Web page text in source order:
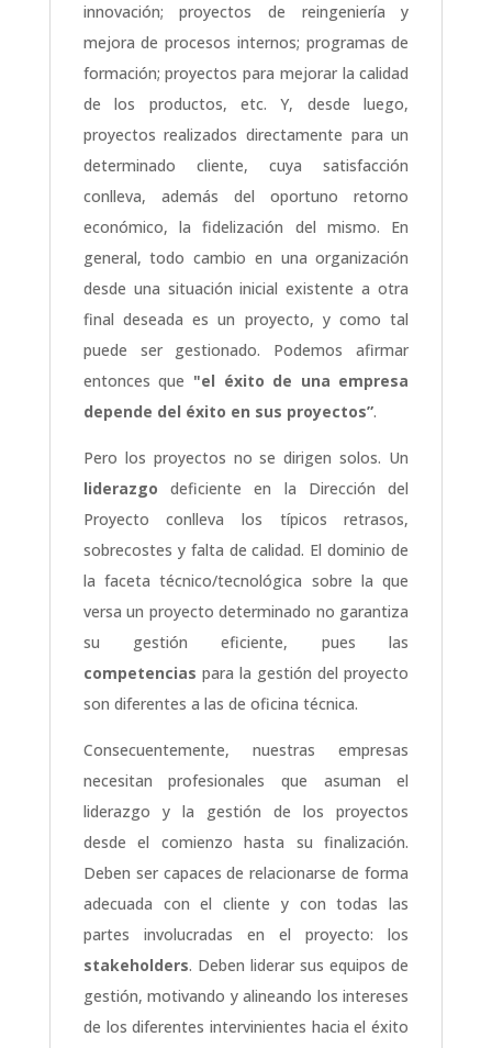
innovación; proyectos de reingeniería y
mejora de procesos internos; programas de
formación; proyectos para mejorar la calidad
de los productos, etc. Y, desde luego,
proyectos realizados directamente para un
determinado cliente, cuya satisfacción
conlleva, además del oportuno retorno
económico, la fidelización del mismo. En
general, todo cambio en una organización
desde una situación inicial existente a otra
final deseada es un proyecto, y como tal
puede ser gestionado. Podemos afirmar
entonces que "el éxito de una empresa
depende del éxito en sus proyectos”.
Pero los proyectos no se dirigen solos. Un
liderazgo deficiente en la Dirección del
Proyecto conlleva los típicos retrasos,
sobrecostes y falta de calidad. El dominio de
la faceta técnico/tecnológica sobre la que
versa un proyecto determinado no garantiza
su gestión eficiente, pues las
competencias para la gestión del proyecto
son diferentes a las de oficina técnica.
Consecuentemente, nuestras empresas
necesitan profesionales que asuman el
liderazgo y la gestión de los proyectos
desde el comienzo hasta su finalización.
Deben ser capaces de relacionarse de forma
adecuada con el cliente y con todas las
partes involucradas en el proyecto: los
stakeholders. Deben liderar sus equipos de
gestión, motivando y alineando los intereses
de los diferentes intervinientes hacia el éxito